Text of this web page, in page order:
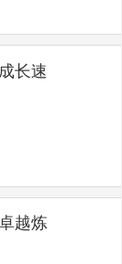
长速
越炼